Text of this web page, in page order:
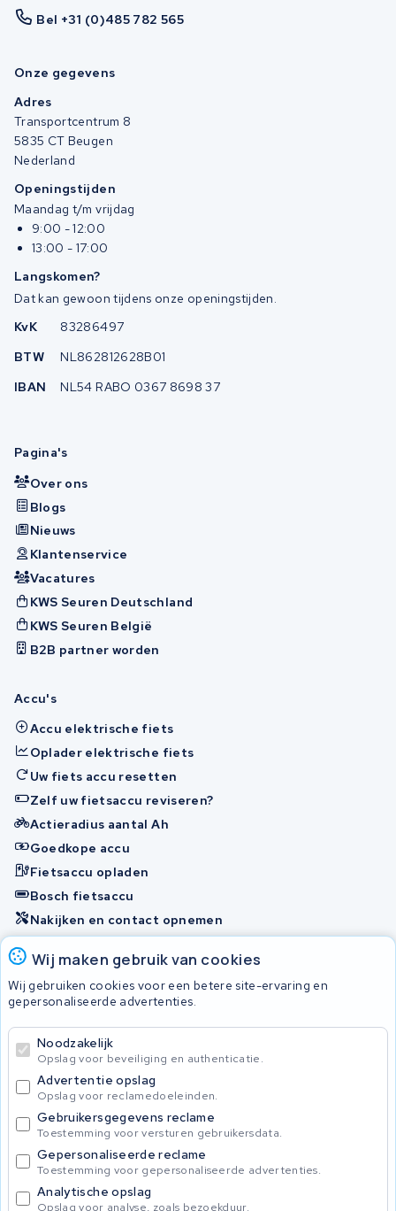
Wij maken gebruik van cookies
Wij gebruiken cookies voor een betere site-ervaring en
gepersonaliseerde advertenties.
Noodzakelijk
Opslag voor beveiliging en authenticatie.
Advertentie opslag
Opslag voor reclamedoeleinden.
Gebruikersgegevens reclame
Toestemming voor versturen gebruikersdata.
Gepersonaliseerde reclame
Toestemming voor gepersonaliseerde advertenties.
Analytische opslag
Opslag voor analyse, zoals bezoekduur.
Bel +31 (0)485 782 565
Onze gegevens
Adres
Transportcentrum 8
5835 CT Beugen
Nederland
Openingstijden
Maandag t/m vrijdag
9:00 - 12:00
13:00 - 17:00
Langskomen?
Dat kan gewoon tijdens onze openingstijden.
KvK
83286497
BTW
NL862812628B01
IBAN
NL54 RABO 0367 8698 37
Pagina's
Over ons
Blogs
Nieuws
Klantenservice
Vacatures
KWS Seuren Deutschland
KWS Seuren België
B2B partner worden
Accu's
Accu elektrische fiets
Oplader elektrische fiets
Uw fiets accu resetten
Zelf uw fietsaccu reviseren?
Actieradius aantal Ah
Goedkope accu
Fietsaccu opladen
Bosch fietsaccu
Nakijken en contact opnemen
Privacybeleid